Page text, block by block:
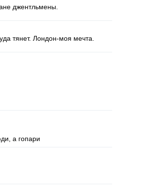
джентльмены.
тянет. Лондон-моя мечта.
а гопари